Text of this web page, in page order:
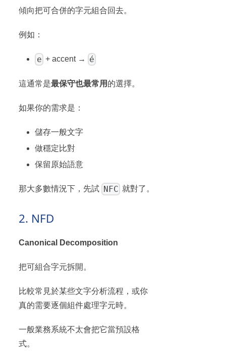
傾向把可合併的字元組合回去。
例如：
e + accent → é
這通常是最保守也最常用 的選擇。
如果你的需求是：
儲存一般文字
做穩定比對
保留原始語意
那大多數情況下，先試 NFC 就對了。
2. NFD
Canonical Decomposition
把可組合字元拆開。
比較常見於某些文字分析流程，或你
真的需要逐個組件處理字元時。
一般業務系統不太會把它當預設格
式。